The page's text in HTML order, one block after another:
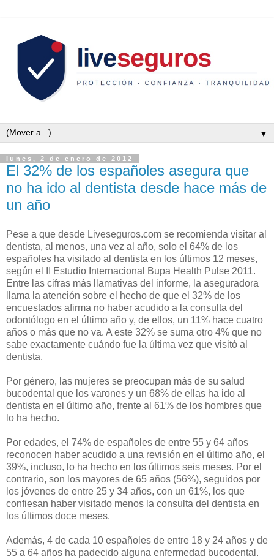
▼
lunes, 2 de enero de 2012
El 32% de los españoles asegura que
no ha ido al dentista desde hace más de
un año
Pese a que desde Liveseguros.com se recomienda visitar al
dentista, al menos, una vez al año, solo el 64% de los
españoles ha visitado al dentista en los últimos 12 meses,
según el II Estudio Internacional Bupa Health Pulse 2011.
Entre las cifras más llamativas del informe, la aseguradora
llama la atención sobre el hecho de que el 32% de los
encuestados afirma no haber acudido a la consulta del
odontólogo en el último año y, de ellos, un 11% hace cuatro
años o más que no va. A este 32% se suma otro 4% que no
sabe exactamente cuándo fue la última vez que visitó al
dentista.
Por género, las mujeres se preocupan más de su salud
bucodental que los varones y un 68% de ellas ha ido al
dentista en el último año, frente al 61% de los hombres que
lo ha hecho.
Por edades, el 74% de españoles de entre 55 y 64 años
reconocen haber acudido a una revisión en el último año, el
39%, incluso, lo ha hecho en los últimos seis meses. Por el
contrario, son los mayores de 65 años (56%), seguidos por
los jóvenes de entre 25 y 34 años, con un 61%, los que
confiesan haber visitado menos la consulta del dentista en
los últimos doce meses.
Además, 4 de cada 10 españoles de entre 18 y 24 años y de
55 a 64 años ha padecido alguna enfermedad bucodental.